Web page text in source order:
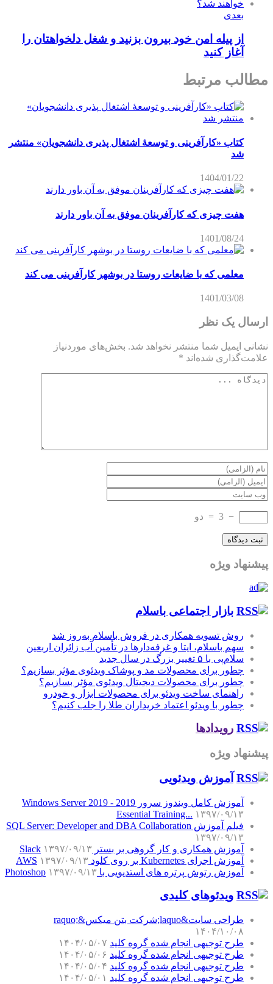
بعدی
از پیله امن خود بیرون بزنید و شغل دلخواهتان را
آغاز کنید
مطالب مرتبط
کتاب «کارآفرینی و توسعۀ اشتغال پذیری دانشجویان» منتشر
شد
1404/01/22
هفت چیزی که کارآفرینان موفق به آن باور دارند
1401/08/24
معلمی که با ضایعات روستا در بوشهر کارآفرینی می کند
1401/03/08
ارسال یک نظر
نشانی ایمیل شما منتشر نخواهد شد. بخش‌های موردنیاز
علامت‌گذاری شده‌اند *
−
3
= دو
پیشنهاد ویژه
بازار اجتماعی باسلام
روش تسویه همکاری در فروش باسلام به‌روز شد
سهم باسلام، ایتا و غرفه‌دارها در تأمین آب زائران اربعین
سلام‌پی با ۵ تغییر بزرگ در سال جدید
چطور برای محصولات مد و پوشاک ویدئوی مؤثر بسازیم؟
چطور برای محصولات دیجیتال ویدئوی مؤثر بسازیم؟
راهنمای ساخت ویدئو برای محصولات ابزار و خودرو
چطور با ویدئو اعتماد خریداران طلا را جلب کنیم؟
رویدادها
پیشنهاد ویژه
آموزش‌ ویدئویی
آموزش کامل ویندوز سرور 2019 - Windows Server 2019
Essential Training... ۱۳۹۷/۰۹/۱۳
فیلم آموزش SQL Server: Developer and DBA Collaboration
۱۳۹۷/۰۹/۱۳
آموزش همکاری و کار گروهی بر بستر Slack ۱۳۹۷/۰۹/۱۳
آموزش اجرای Kubernetes بر روی کلود AWS
۱۳۹۷/۰۹/۱۳
آموزش رتوش پرتره های استدیویی با Photoshop ۱۳۹۷/۰۹/۱۳
ویدئوهای کلیدی
طراحی سایت&laquo;شرکت بتن میکس&raquo;
۱۴۰۴/۱۰/۰۸
طرح توجیهی انجام شده گروه کلید ۱۴۰۴/۰۵/۰۷
طرح توجیهی انجام شده گروه کلید ۱۴۰۴/۰۵/۰۶
طرح توجیهی انجام شده گروه کلید ۱۴۰۴/۰۵/۰۴
طرح توجیهی انجام شده گروه کلید ۱۴۰۴/۰۵/۰۱